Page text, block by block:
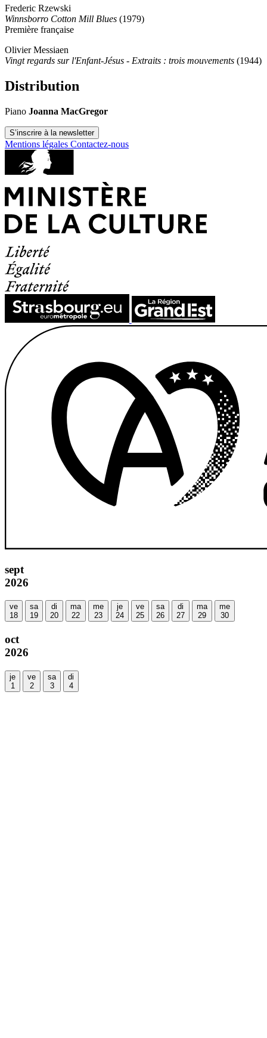
Frederic Rzewski
Winnsborro Cotton Mill Blues (1979)
Première française
Olivier Messiaen
Vingt regards sur l'Enfant-Jésus - Extraits : trois mouvements (1944)
Distribution
Piano Joanna MacGregor
S’inscrire à la newsletter
Mentions légales Contactez-nous
sept
2026
ve
18
sa
19
di
20
ma
22
me
23
je
24
ve
25
sa
26
di
27
ma
29
me
30
oct
2026
je
1
ve
2
sa
3
di
4